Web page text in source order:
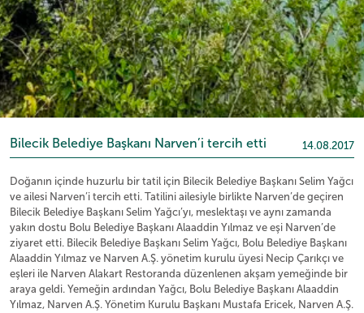
Bilecik Belediye Başkanı Narven’i tercih etti 14.08.2017
Doğanın içinde huzurlu bir tatil için Bilecik Belediye Başkanı Selim Yağcı
ve ailesi Narven’i tercih etti. Tatilini ailesiyle birlikte Narven’de geçiren
Bilecik Belediye Başkanı Selim Yağcı’yı, meslektaşı ve aynı zamanda
yakın dostu Bolu Belediye Başkanı Alaaddin Yılmaz ve eşi Narven’de
ziyaret etti. Bilecik Belediye Başkanı Selim Yağcı, Bolu Belediye Başkanı
Alaaddin Yılmaz ve Narven A.Ş. yönetim kurulu üyesi Necip Çarıkçı ve
eşleri ile Narven Alakart Restoranda düzenlenen akşam yemeğinde bir
araya geldi. Yemeğin ardından Yağcı, Bolu Belediye Başkanı Alaaddin
Yılmaz, Narven A.Ş. Yönetim Kurulu Başkanı Mustafa Ericek, Narven A.Ş.